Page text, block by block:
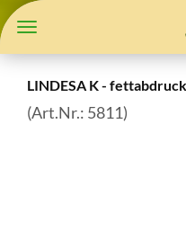
LINDESA K -
(Art.Nr.: 5811)